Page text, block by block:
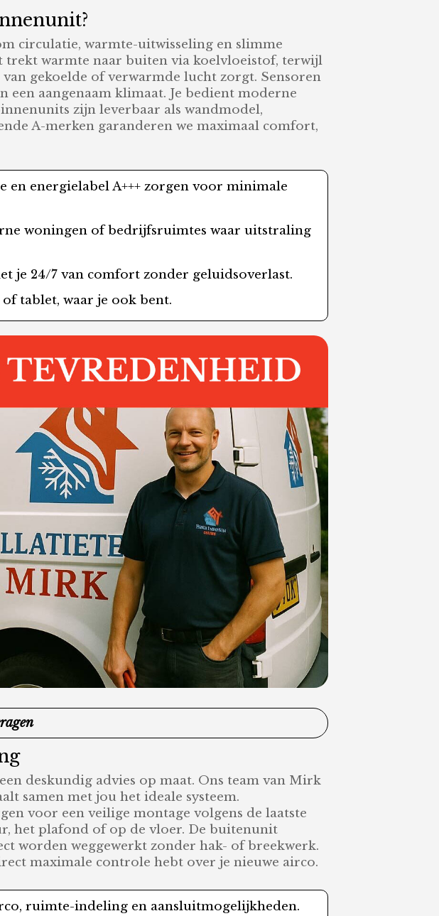
circulatie, warmte-uitwisseling en slimme
warmte naar buiten via koelvloeistof, terwijl
gekoelde of verwarmde lucht zorgt. Sensoren
aangenaam klimaat. Je bedient moderne
zijn leverbaar als wandmodel,
A-merken garanderen we maximaal comfort,
en energielabel A+++ zorgen voor minimale
woningen of bedrijfsruimtes waar uitstraling
je 24/7 van comfort zonder geluidsoverlast.
tablet, waar je ook bent.
deskundig advies op maat. Ons team van Mirk
samen met jou het ideale systeem.
voor een veilige montage volgens de laatste
het plafond of op de vloer. De buitenunit
worden weggewerkt zonder hak- of breekwerk.
maximale controle hebt over je nieuwe airco.
ruimte-indeling en aansluitmogelijkheden.